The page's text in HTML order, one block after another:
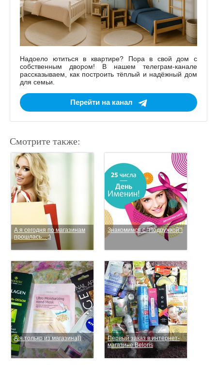
Надоело ютиться в квартире? Пора в свой дом с
собственным двором! В нашем телеграм-канале
рассказываем, как построить тёплый и надёжный дом
для семьи.
Перейти на канал
Смотрите также:
А я сегодня по магазинам
прошлась... ;)
Знакомимся с "Подружкой"!
А я только из магазина))
Первый заказ в интернет-
магазине Beloris